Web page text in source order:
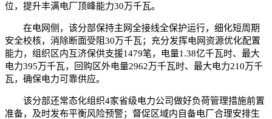
位，提升丰满电厂顶峰能力30万千瓦。
在电网侧，该分部保持主网全接线全保护运行，细化短周期
安全校核，消除断面受阻30万千瓦；充分发挥电网资源优化配置
能力，组织区内互济保供支援1479笔，电量1.38亿千瓦时、最大
电力395万千瓦，回购区外电量2962万千瓦时、最大电力210万千
瓦，确保电力可靠供应。
该分部还常态化组织4家省级电力公司做好负荷管理措施前置
准备，及时发布平衡风险预警；督促区域内自备电厂合理安排生